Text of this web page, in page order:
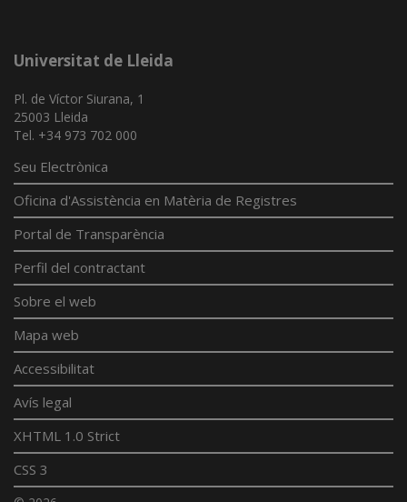
Universitat de Lleida
Pl. de Víctor Siurana, 1
25003 Lleida
Tel. +34 973 702 000
Seu Electrònica
Oficina d'Assistència en Matèria de Registres
Portal de Transparència
Perfil del contractant
Sobre el web
Mapa web
Accessibilitat
Avís legal
XHTML 1.0 Strict
CSS 3